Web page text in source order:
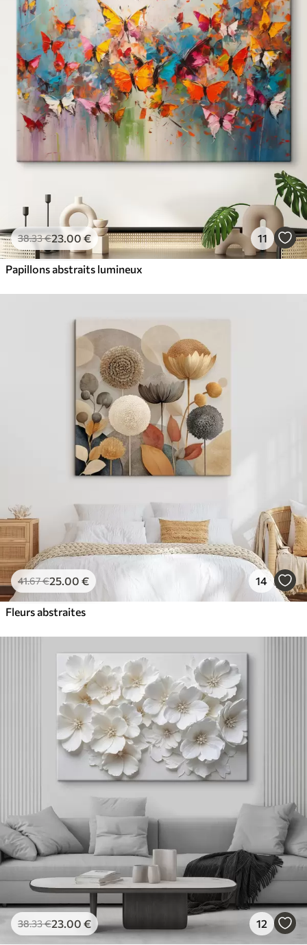
38.33€23.00 € 11
Papillons abstraits lumineux
41.67€25.00 € 14
Fleurs abstraites
38.33€23.00 € 12